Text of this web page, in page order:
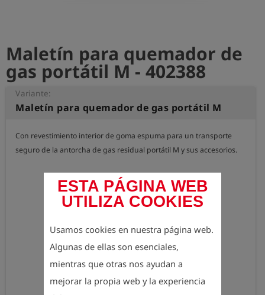
ESTA PÁGINA WEB
UTILIZA COOKIES
Usamos cookies en nuestra página web.
Algunas de ellas son esenciales,
mientras que otras nos ayudan a
mejorar la propia web y la experiencia
Maletín para quemador de
gas portátil M - 402388
Variante:
Maletín para quemador de gas portátil M
Con revestimiento interior de goma espuma para un transporte
seguro de la antorcha de gas residual portátil M y sus accesorios.